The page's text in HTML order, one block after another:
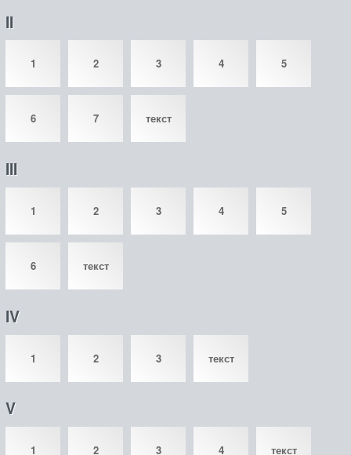
II
1 2 3 4 5
6 7 текст
III
1 2 3 4 5
6 текст
IV
1 2 3 текст
V
1 2 3 4 текст